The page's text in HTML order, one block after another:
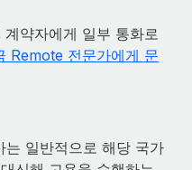
약자에게 일부 통화로
Remote 전문가에게 문
는 일반적으로 해당 국가